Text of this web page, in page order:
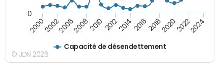
Capacité de désendettement
20002002200620082010 2012201420162018202020222024
0
© JDN 2026